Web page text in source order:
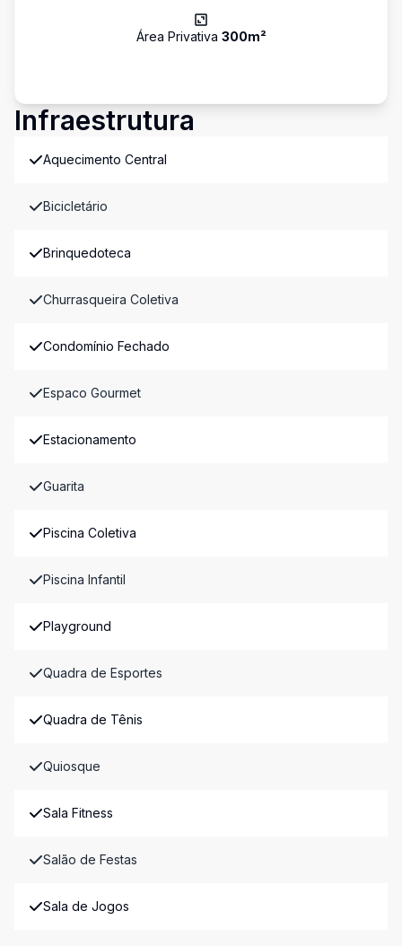
Área Privativa 300m²
Infraestrutura
Aquecimento Central
Bicicletário
Brinquedoteca
Churrasqueira Coletiva
Condomínio Fechado
Espaco Gourmet
Estacionamento
Guarita
Piscina Coletiva
Piscina Infantil
Playground
Quadra de Esportes
Quadra de Tênis
Quiosque
Sala Fitness
Salão de Festas
Sala de Jogos